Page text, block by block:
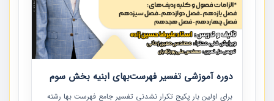
دوره آموزشی تفسیر فهرست‌بهای ابنیه بخش سوم
برای اولین بار پکیج تکرار نشدنی تفسیر جامع فهرست بها رشته